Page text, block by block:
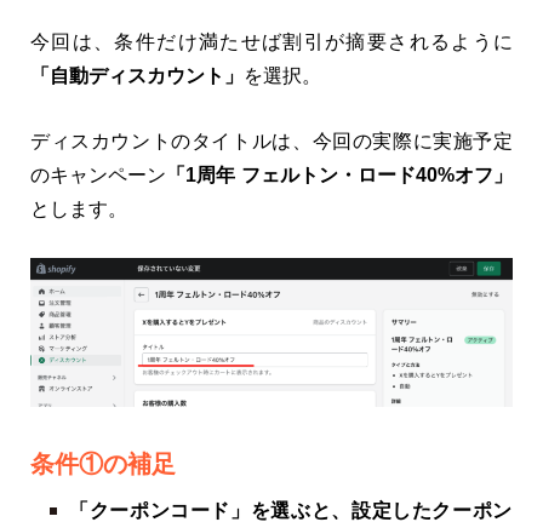
今回は、条件だけ満たせば割引が摘要されるように
「自動ディスカウント」 を選択。
ディスカウントのタイトルは、今回の実際に実施予定
のキャンペーン 「1周年 フェルトン・ロード40%オフ」
とします。
条件①の補足
「クーポンコード」を選ぶと、設定したクーポン